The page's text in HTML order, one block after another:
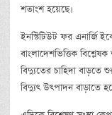
শতাংশ হয়েছে।
ইনস্টিটিউট ফর এনার্জি
বাংলাদেশভিত্তিক
বিদ্যুতের চাহিদা
বিদ্যুৎ উৎপাদন বাড়াতে